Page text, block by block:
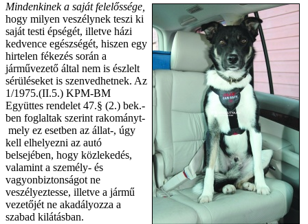
Mindenkinek a saját felelőssége,
hogy milyen veszélynek teszi ki
saját testi épségét, illetve házi
kedvence egészségét, hiszen egy
hirtelen fékezés során a
járművezető által nem is észlelt
sérüléseket is szenvedhetnek. Az
1/1975.(II.5.) KPM-BM
Együttes rendelet 47.§ (2.) bek.-
ben foglaltak szerint rakományt-
mely ez esetben az állat-, úgy
kell elhelyezni az autó
belsejében, hogy közlekedés,
valamint a személy- és
vagyonbiztonságot ne
veszélyeztesse, illetve a jármű
vezetőjét ne akadályozza a
szabad kilátásban.